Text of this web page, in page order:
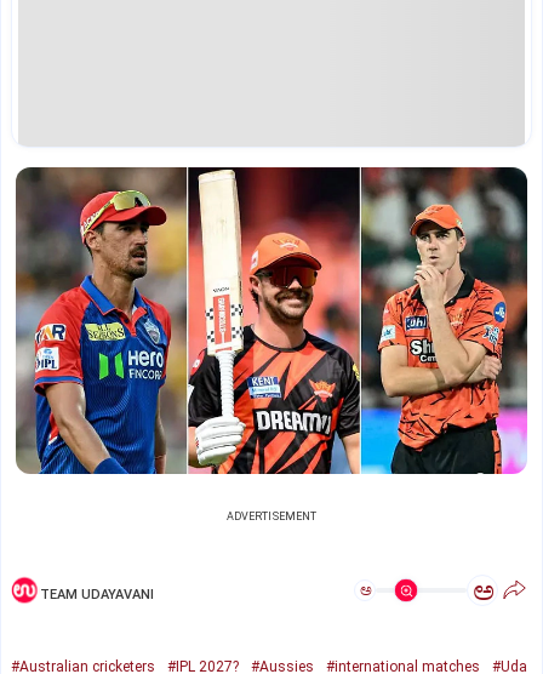
ADVERTISEMENT
TEAM UDAYAVANI ಅ ಅ
#Australian cricketers #IPL 2027? #Aussies #international matches
#Uda